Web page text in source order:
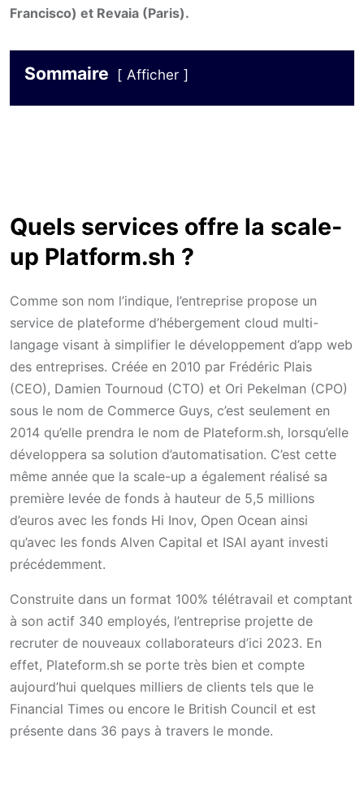
Francisco) et Revaia (Paris).
Sommaire Afficher
Quels services offre la scale-
up Platform.sh ?
Comme son nom l’indique, l’entreprise propose un
service de plateforme d’hébergement cloud multi-
langage visant à simplifier le développement d’app web
des entreprises. Créée en 2010 par Frédéric Plais
(CEO), Damien Tournoud (CTO) et Ori Pekelman (CPO)
sous le nom de Commerce Guys, c’est seulement en
2014 qu’elle prendra le nom de Plateform.sh, lorsqu’elle
développera sa solution d’automatisation. C’est cette
même année que la scale-up a également réalisé sa
première levée de fonds à hauteur de 5,5 millions
d’euros avec les fonds Hi Inov, Open Ocean ainsi
qu’avec les fonds Alven Capital et ISAI ayant investi
précédemment.
Construite dans un format 100% télétravail et comptant
à son actif 340 employés, l’entreprise projette de
recruter de nouveaux collaborateurs d’ici 2023. En
effet, Plateform.sh se porte très bien et compte
aujourd’hui quelques milliers de clients tels que le
Financial Times ou encore le British Council et est
présente dans 36 pays à travers le monde.